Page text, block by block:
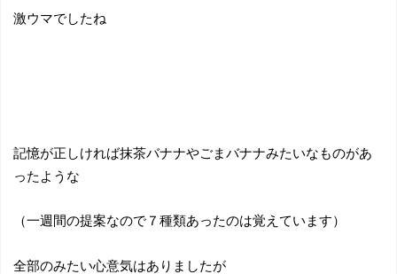
激ウマでしたね
記憶が正しければ抹茶バナナやごまバナナみたいなものがあ
ったような
（一週間の提案なので７種類あったのは覚えています）
全部のみたい心意気はありましたが